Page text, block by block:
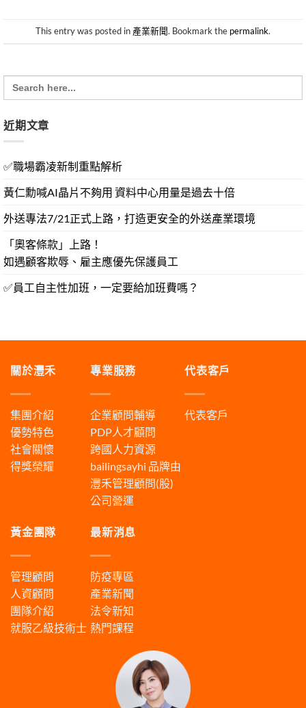
This entry was posted in 產業新聞. Bookmark the permalink.
Search
for:
近期文章
✅職場霸凌新制重點解析
黃仁勳喊AI晶片不夠用 資料中心用量是過去十倍
外送專法7/21正式上路，打造更安全的外送產業環境
「奧客條款」上路！
如遇顧客欺辱、雇主應優先保護員工
✅員工自主性加班，一定要給加班費嗎？
關於灃禾
集團介紹
優勢特色
社會關懷
得獎榮耀
專業服務
企業顧問輔導
PDP人才顧問
跨國人力資源
bailingsayhi 品牌由
灃禾管理顧問(股)
公司營運
代表客戶
代表客戶
黃金團隊
管理顧問
人資顧問
團隊介紹
就服乙級技術士
最新消息
防疫專區
產業新聞
法令新知
熱門課程